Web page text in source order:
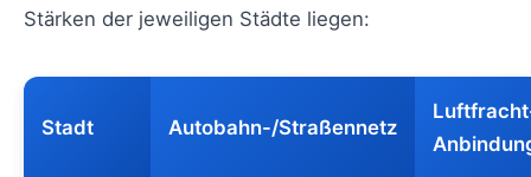
Stärken der jeweiligen Städte liegen:
Stadt Autobahn-/Straßennetz